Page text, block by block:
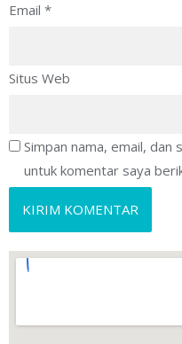
Email *
Situs Web
Simpan nama, email,
untuk komentar saya